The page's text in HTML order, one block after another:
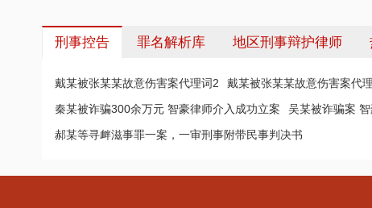
刑事控告 罪名解析库 地区刑事辩护律师
戴某被张某某故意伤害案代理词2 戴某被张某某故意伤害案代
秦某被诈骗300余万元 智豪律师介入成功立案
吴某被诈骗案
郝某等寻衅滋事罪一案，一审刑事附带民事判决书